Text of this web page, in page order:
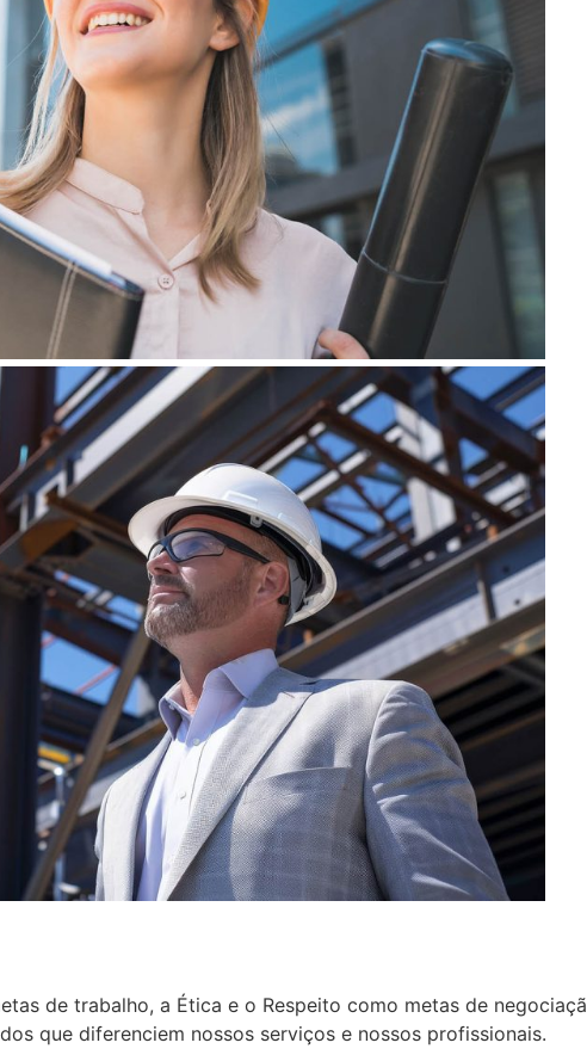
de trabalho, a Ética e o Respeito como metas de
que diferenciem nossos serviços e nossos profissionais.